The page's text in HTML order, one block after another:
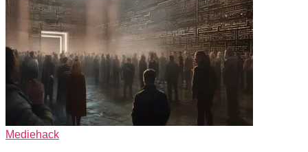
Mediehack